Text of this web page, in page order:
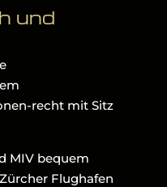
und
recht mit Sitz
MIV bequem
Flughafen